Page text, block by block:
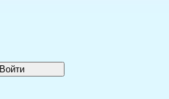
Войти